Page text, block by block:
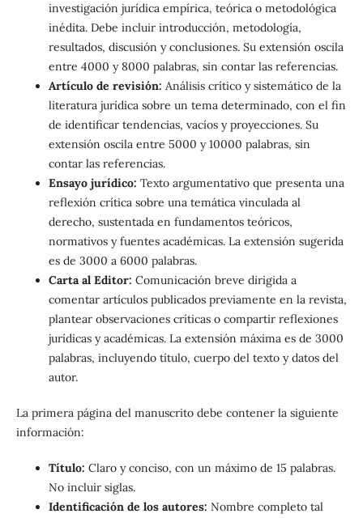
investigación jurídica empírica, teórica o metodológica
inédita. Debe incluir introducción, metodología,
resultados, discusión y conclusiones. Su extensión oscila
entre 4000 y 8000 palabras, sin contar las referencias.
Artículo de revisión: Análisis crítico y sistemático de la
literatura jurídica sobre un tema determinado, con el fin
de identificar tendencias, vacíos y proyecciones. Su
extensión oscila entre 5000 y 10000 palabras, sin
contar las referencias.
Ensayo jurídico: Texto argumentativo que presenta una
reflexión crítica sobre una temática vinculada al
derecho, sustentada en fundamentos teóricos,
normativos y fuentes académicas. La extensión sugerida
es de 3000 a 6000 palabras.
Carta al Editor: Comunicación breve dirigida a
comentar artículos publicados previamente en la revista,
plantear observaciones críticas o compartir reflexiones
jurídicas y académicas. La extensión máxima es de 3000
palabras, incluyendo título, cuerpo del texto y datos del
autor.
La primera página del manuscrito debe contener la siguiente
información:
Título: Claro y conciso, con un máximo de 15 palabras.
No incluir siglas.
Identificación de los autores: Nombre completo tal